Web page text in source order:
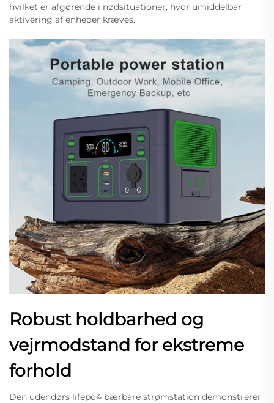
hvilket er afgørende i nødsituationer, hvor umiddelbar
aktivering af enheder kræves.
Robust holdbarhed og
vejrmodstand for ekstreme
forhold
Den udendørs lifepo4 bærbare strømstation demonstrerer